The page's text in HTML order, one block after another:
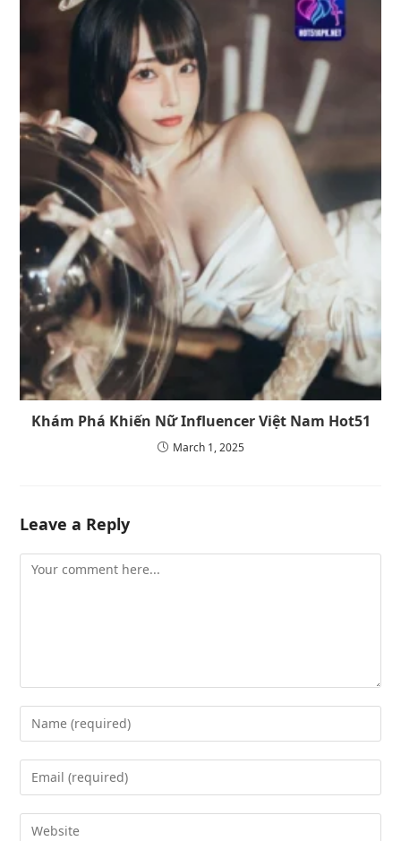
Khám Phá Khiến Nữ Influencer Việt Nam Hot51
March 1, 2025
Leave a Reply